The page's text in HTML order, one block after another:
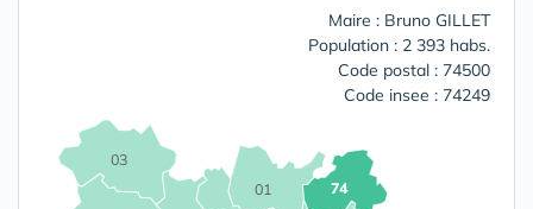
Maire : Bruno GILLET
Population : 2 393 habs.
Code postal : 74500
Code insee : 74249
01
03
74